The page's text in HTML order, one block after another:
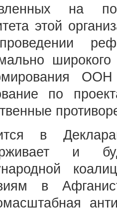
на
этой
по
в
и
в